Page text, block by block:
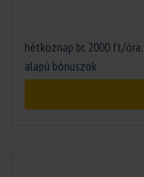
hétköznap br. 2000 ft/
alapú bónuszok